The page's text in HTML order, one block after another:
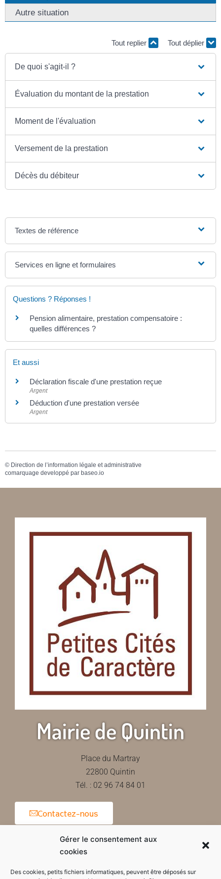
Gérer le consentement aux
cookies
Des cookies, petits fichiers informatiques, peuvent être déposés sur
Autre situation
Tout replier Tout déplier
De quoi s'agit-il ?
Évaluation du montant de la prestation
Moment de l'évaluation
Versement de la prestation
Décès du débiteur
Textes de référence
Services en ligne et formulaires
Questions ? Réponses !
Pension alimentaire, prestation compensatoire :
quelles différences ?
Et aussi
Déclaration fiscale d'une prestation reçue
Argent
Déduction d'une prestation versée
Argent
© Direction de l’information légale et administrative
comarquage developpé par baseo.io
Mairie de Quintin
Place du Martray
22800 Quintin
Tél. : 02 96 74 84 01
Contactez-nous
Horaires d'ouverture de la mairie